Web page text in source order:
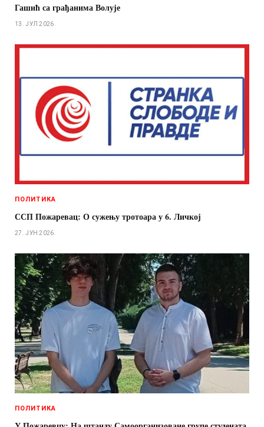
Гашић са грађанима Волује
13. ЈУЛ 2026.
ПОЛИТИКА
ССП Пожаревац: О сужењу тротоара у 6. Личкој
27. ЈУН 2026.
ПОЛИТИКА